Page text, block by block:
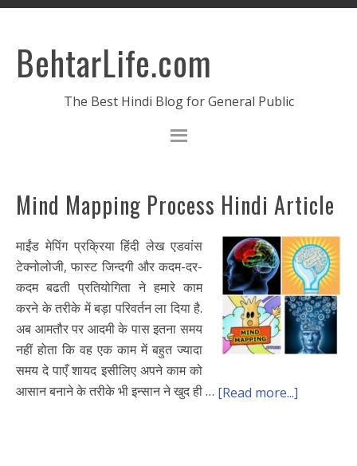
BehtarLife.com
The Best Hindi Blog for General Public
Mind Mapping Process Hindi Article
माईंड मेपिंग प्रक्रिया हिंदी लेख एडवांस
टेक्नोलोजी, फास्ट जिन्दगी और कदम-दर-
कदम बढती प्रतियोगिता ने हमारे काम
करने के तरीके में बड़ा परिवर्तन ला दिया है.
अब आमतौर पर आदमी के पास इतना समय
नहीं होता कि वह एक काम में बहुत ज्यादा
समय दे पाएँ शायद इसीलिए अपने काम को
आसान बनाने के तरीके भी इन्सान ने खुद ही … [Read more...]